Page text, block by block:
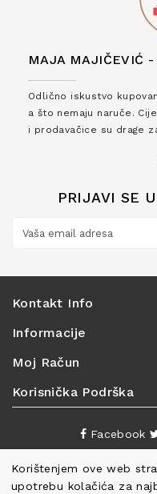
Korištenjem ove web
upotrebu kolačića za
MAJA MAJIČEVIĆ -
Odlično iskustvo
a što nemaju naruče.
i prodavačice su drage
PRIJAVI SE
Kontakt Info
Informacije
Moj Račun
Korisnička Podrška
Facebook